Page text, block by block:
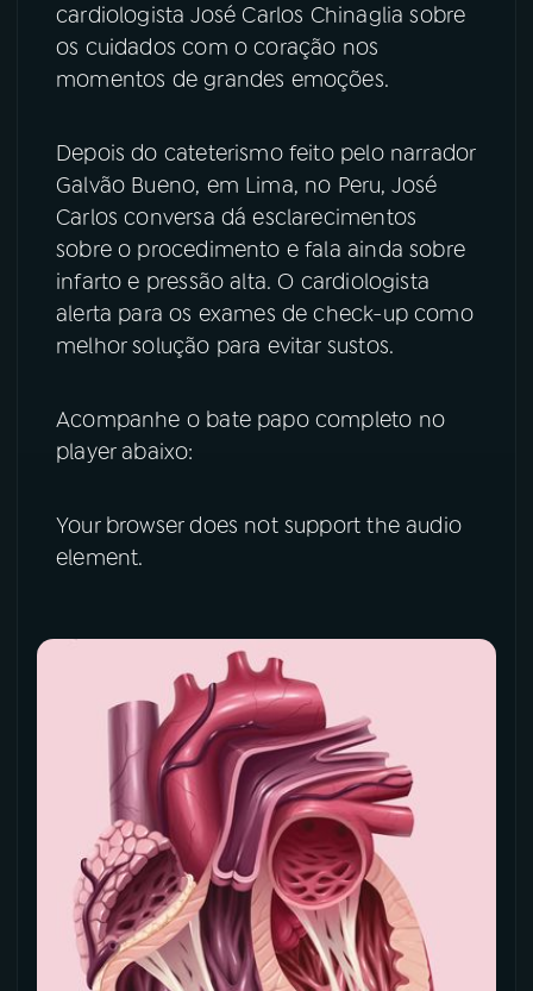
YouTube Facebook
Instagram X
cardiologista José Carlos Chinaglia sobre
os cuidados com o coração nos
momentos de grandes emoções.
Depois do cateterismo feito pelo narrador
Galvão Bueno, em Lima, no Peru, José
Carlos conversa dá esclarecimentos
sobre o procedimento e fala ainda sobre
infarto e pressão alta. O cardiologista
alerta para os exames de check-up como
melhor solução para evitar sustos.
Acompanhe o bate papo completo no
player abaixo:
Your browser does not support the audio
element.